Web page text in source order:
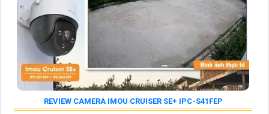
REVIEW CAMERA IMOU CRUISER SE+ IPC-S41FEP